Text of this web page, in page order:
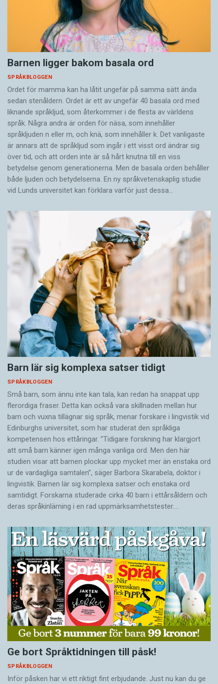
Barnen ligger bakom basala ord
SPRÅKBLOGGEN
Ordet för mamma kan ha låtit ungefär på samma sätt ända
sedan stenåldern. Ordet är ett av ungefär 40 basala ord med
liknande språkljud, som återkommer i de flesta av världens
språk. Några andra är orden för näsa, som innehåller
språkljuden n eller m, och knä, som innehåller k. Det vanligaste
är annars att de språkljud som ingår i ett visst ord ändrar sig
över tid, och att orden inte är så hårt knutna till en viss
betydelse genom generationerna. Men de basala orden behåller
både ljuden och betydelserna. En ny språkvetenskaplig studie
vid Lunds universitet kan förklara varför just dessa…
Barn lär sig komplexa satser tidigt
SPRÅKBLOGGEN
Små barn, som ännu inte kan tala, kan redan ha snappat upp
flerordiga fraser. Detta kan också vara skillnaden mellan hur
barn och vuxna tillägnar sig språk, menar forskare i lingvistik vid
Edinburghs universitet, som har studerat den språkliga
kompetensen hos ettåringar. ”Tidigare forskning har klargjort
att små barn känner igen många vanliga ord. Men den här
studien visar att barnen plockar upp mycket mer än enstaka ord
ur de vardagliga samtalen”, säger Barbora Skarabela, doktor i
lingvistik. Barnen lär sig komplexa satser och enstaka ord
samtidigt. Forskarna studerade cirka 40 barn i ettårsåldern och
deras språkinlärning i en rad uppmärksamhetstester.…
Ge bort Språktidningen till påsk!
SPRÅKBLOGGEN
Inför påsken har vi ett riktigt fint erbjudande. Just nu kan du ge